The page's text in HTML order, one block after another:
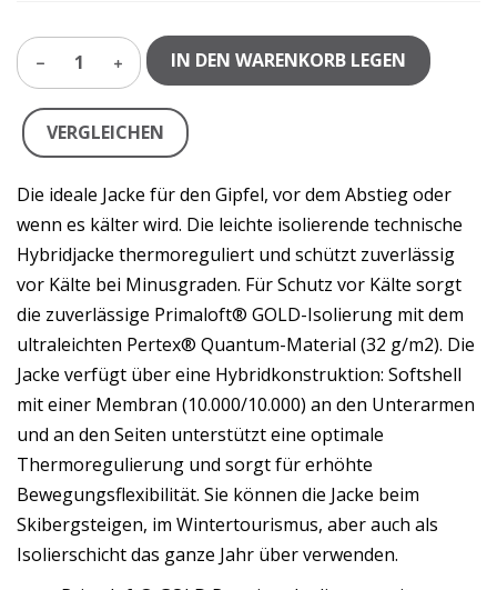
1 IN DEN WARENKORB LEGEN
VERGLEICHEN
Die ideale Jacke für den Gipfel, vor dem Abstieg oder
wenn es kälter wird. Die leichte isolierende technische
Hybridjacke thermoreguliert und schützt zuverlässig
vor Kälte bei Minusgraden. Für Schutz vor Kälte sorgt
die zuverlässige Primaloft® GOLD-Isolierung mit dem
ultraleichten Pertex® Quantum-Material (32 g/m2). Die
Jacke verfügt über eine Hybridkonstruktion: Softshell
mit einer Membran (10.000/10.000) an den Unterarmen
und an den Seiten unterstützt eine optimale
Thermoregulierung und sorgt für erhöhte
Bewegungsflexibilität. Sie können die Jacke beim
Skibergsteigen, im Wintertourismus, aber auch als
Isolierschicht das ganze Jahr über verwenden.